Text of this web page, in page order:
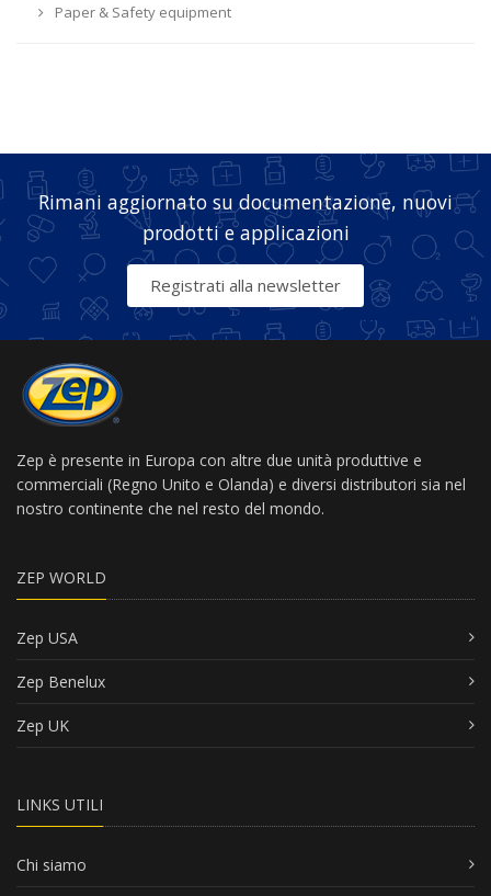
Paper & Safety equipment
Rimani aggiornato su documentazione, nuovi
prodotti e applicazioni
Registrati alla newsletter
Zep è presente in Europa con altre due unità produttive e
commerciali (Regno Unito e Olanda) e diversi distributori sia nel
nostro continente che nel resto del mondo.
ZEP WORLD
Zep USA
Zep Benelux
Zep UK
LINKS UTILI
Chi siamo